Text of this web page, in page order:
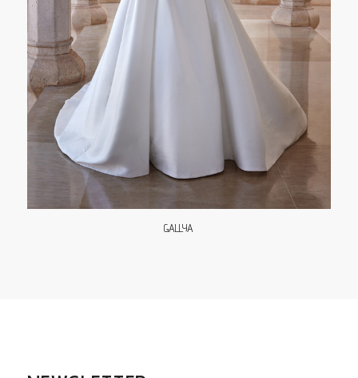
GALLYA